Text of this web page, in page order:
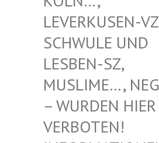
ERKUSEN-VZ…,
WULE UND LES
BEN-SZ, MUS
LIME…,
URDEN HIER VER
BOTEN! INF